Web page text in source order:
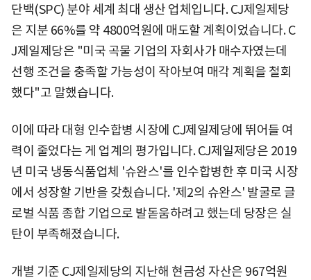
단백(SPC) 분야 세계 최대 생산 업체입니다. CJ제일제당
은 지분 66%를 약 4800억원에 매도할 계획이었습니다. C
J제일제당은 "미국 곡물 기업의 자회사가 매수자였는데
선행 조건을 충족할 가능성이 작아보여 매각 계획을 철회
했다"고 말했습니다.
이에 따라 대형 인수합병 시장에 CJ제일제당에 뛰어들 여
력이 줄었다는 게 업계의 평가입니다. CJ제일제당은 2019
년 미국 냉동식품업체 '슈완스'를 인수합병한 후 미국 시장
에서 성장할 기반을 갖췄습니다. '제2의 슈완스' 발굴로 글
로벌 식품 종합 기업으로 발돋움하려고 했는데 당장은 실
탄이 부족해졌습니다.
개별 기준 CJ제일제당의 지난해 현금성 자산은 967억원